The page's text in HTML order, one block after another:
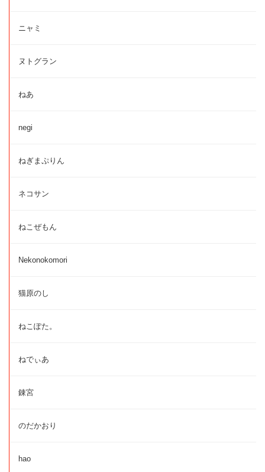
ニャミ
ヌトグラン
ねあ
negi
ねぎまぷりん
ネコサン
ねこぜもん
Nekonokomori
猫原のし
ねこぽた。
ねでぃあ
錬宮
のだかおり
hao